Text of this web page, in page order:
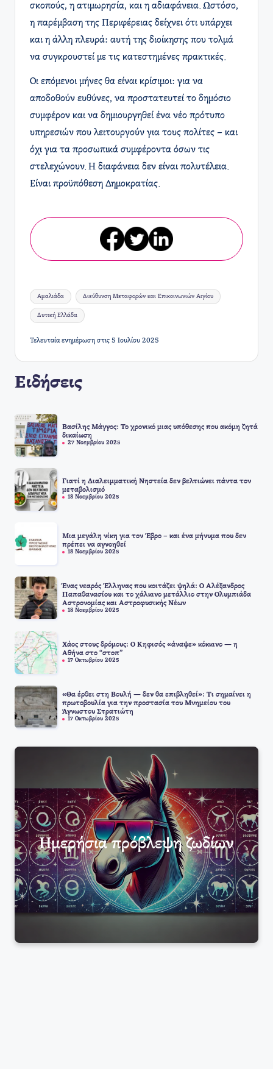
σκοπούς, η ατιμωρησία, και η αδιαφάνεια. Ωστόσο,
η παρέμβαση της Περιφέρειας δείχνει ότι υπάρχει
και η άλλη πλευρά: αυτή της διοίκησης που τολμά
να συγκρουστεί με τις κατεστημένες πρακτικές.
Οι επόμενοι μήνες θα είναι κρίσιμοι: για να
αποδοθούν ευθύνες, να προστατευτεί το δημόσιο
συμφέρον και να δημιουργηθεί ένα νέο πρότυπο
υπηρεσιών που λειτουργούν για τους πολίτες – και
όχι για τα προσωπικά συμφέροντα όσων τις
στελεχώνουν. Η διαφάνεια δεν είναι πολυτέλεια.
Είναι προϋπόθεση Δημοκρατίας.
Ετικέτες:
Αμαλιάδα Διεύθυνση Μεταφορών και Επικοινωνιών Αιγίου
Δυτική Ελλάδα
Τελευταία ενημέρωση στις 5 Ιουλίου 2025
Ειδήσεις
Βασίλης Μάγγος: Το χρονικό μιας υπόθεσης που ακόμη ζητά
δικαίωση
27 Νοεμβρίου 2025
Γιατί η Διαλειμματική Νηστεία δεν βελτιώνει πάντα τον
μεταβολισμό
18 Νοεμβρίου 2025
Μια μεγάλη νίκη για τον Έβρο – και ένα μήνυμα που δεν
πρέπει να αγνοηθεί
18 Νοεμβρίου 2025
Ένας νεαρός Έλληνας που κοιτάζει ψηλά: Ο Αλέξανδρος
Παπαθανασίου και το χάλκινο μετάλλιο στην Ολυμπιάδα
Αστρονομίας και Αστροφυσικής Νέων
18 Νοεμβρίου 2025
Χάος στους δρόμους: Ο Κηφισός «άναψε» κόκκινο — η
Αθήνα στο “στοπ”
17 Οκτωβρίου 2025
«Θα έρθει στη Βουλή — δεν θα επιβληθεί»: Τι σημαίνει η
πρωτοβουλία για την προστασία του Μνημείου του
Άγνωστου Στρατιώτη
17 Οκτωβρίου 2025
Ημερήσια πρόβλεψη ζωδίων